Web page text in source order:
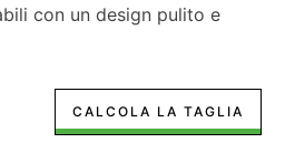
con un design pulito e
CALCOLA LA TAGLIA